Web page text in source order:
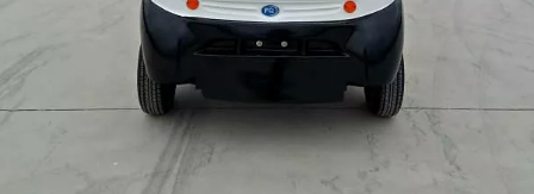
5座电动巡逻车CAR-XL05BZ05